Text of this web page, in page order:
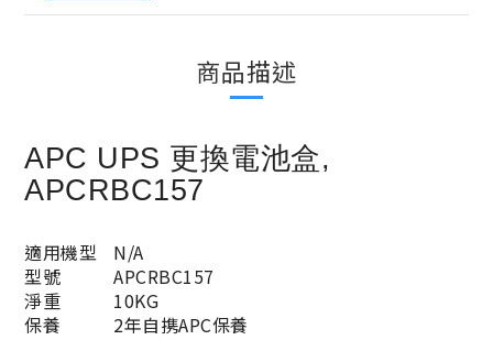
商品描述
APC UPS 更換電池盒,
APCRBC157
適用機型
N/A
型號
APCRBC157
淨重
10KG
保養
2年自携APC保養